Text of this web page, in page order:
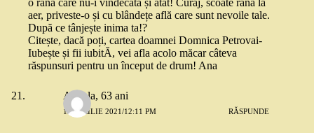
o rană care nu-i vindecată și atât! Curaj, scoate rana la
aer, priveste-o și cu blândețe află care sunt nevoile tale.
După ce tânjește inima ta!?
Citește, dacă poți, cartea doamnei Domnica Petrovai-
Iubește și fii iubitĂ, vei afla acolo măcar câteva
răspunsuri pentru un început de drum! Ana
Angela, 63 ani
13 APRILIE 2021/12:11 PM RĂSPUNDE